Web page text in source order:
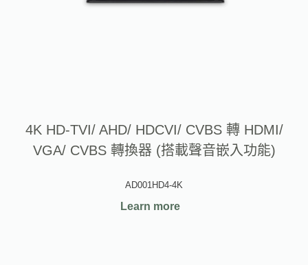
4K HD-TVI/ AHD/ HDCVI/ CVBS 轉 HDMI/
VGA/ CVBS 轉換器 (搭載聲音嵌入功能)
AD001HD4-4K
Learn more